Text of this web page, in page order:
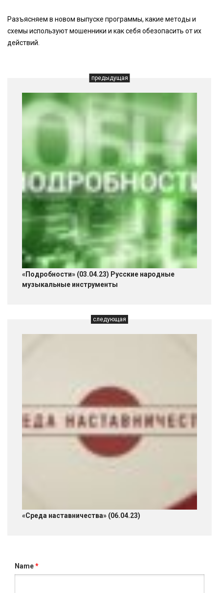
Разъясняем в новом выпуске программы, какие методы и
схемы используют мошенники и как себя обезопасить от их
действий.
предыдущая
«Подробности» (03.04.23) Русские народные
музыкальные инструменты
следующая
«Среда наставничества» (06.04.23)
Name*